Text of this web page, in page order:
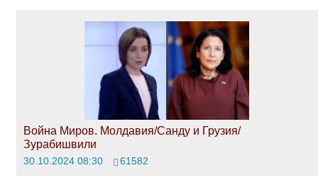
Война Миров. Молдавия/Санду и Грузия/
Зурабишвили
30.10.2024 08:30 61582